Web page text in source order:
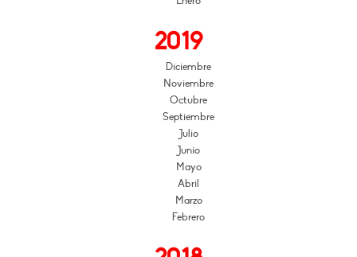
2019
Diciembre
Noviembre
Octubre
Septiembre
Julio
Junio
Mayo
Abril
Marzo
Febrero